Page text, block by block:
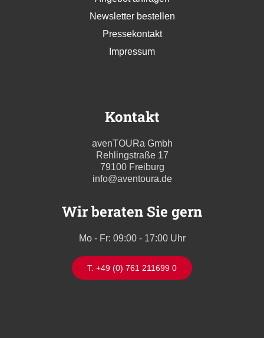
Newsletter bestellen
Pressekontakt
Impressum
Kontakt
avenTOURa Gmbh
Rehlingstraße 17
79100 Freiburg
info@aventoura.de
Wir beraten Sie gern
Mo - Fr: 09:00 - 17:00 Uhr
T. +49 (0) 761 211699 0